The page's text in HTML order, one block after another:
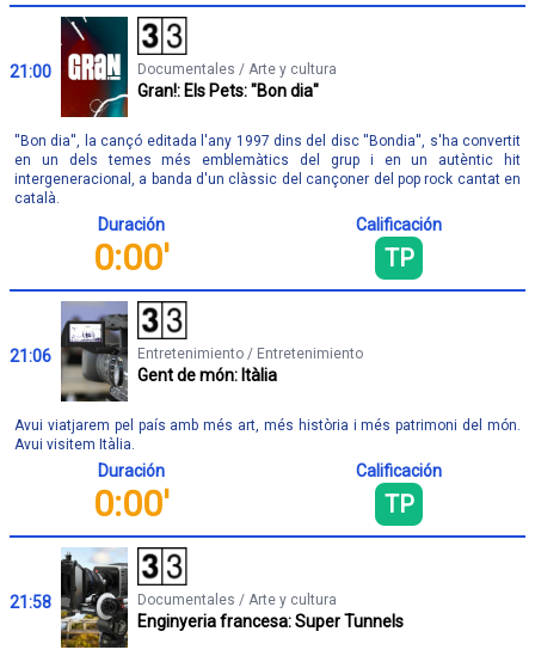
21:00 Documentales / Arte y cultura
Gran!: Els Pets: "Bon dia"
''Bon dia'', la cançó editada l'any 1997 dins del disc ''Bondia'', s'ha convertit
en un dels temes més emblemàtics del grup i en un autèntic hit
intergeneracional, a banda d'un clàssic del cançoner del pop rock cantat en
català.
Duración
0:00'
Calificación
TP
21:06 Entretenimiento / Entretenimiento
Gent de món: Itàlia
Avui viatjarem pel país amb més art, més història i més patrimoni del món.
Avui visitem Itàlia.
Duración
0:00'
Calificación
TP
21:58 Documentales / Arte y cultura
Enginyeria francesa: Super Tunnels